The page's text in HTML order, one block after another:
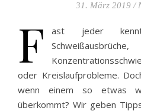
31. März 2019 /
F
ast jeder kennt
oder Kreislaufprobleme.
wenn einem so etwas
überkommt? Wir geben